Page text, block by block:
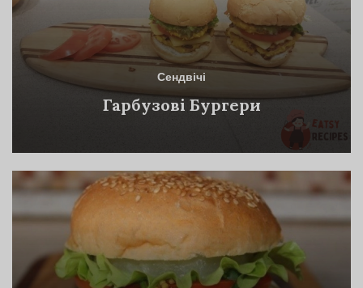
Сендвічі
Гарбузові Бургери